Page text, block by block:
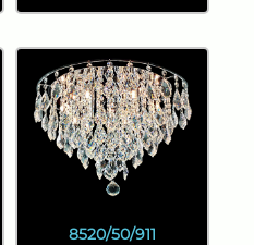
8520/50/911